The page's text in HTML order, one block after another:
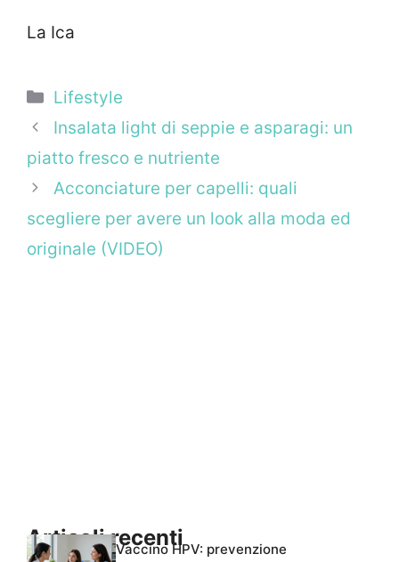
La Ica
Categorie
Lifestyle
Insalata light di seppie e asparagi: un
piatto fresco e nutriente
Acconciature per capelli: quali
scegliere per avere un look alla moda ed
originale (VIDEO)
Articoli recentiVaccino HPV: prevenzione